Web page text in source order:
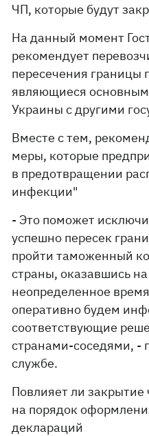
ЧП, которые будут
На данный момент
рекомендует
пересечения границы
являющиеся
Украины с другими
Вместе с тем,
меры, которые
в предотвращении
инфекции"
- Это поможет
успешно пересек
пройти таможенный
страны, оказавшись
неопределенное
оперативно будем
соответствующие
странами-соседями, -
службе.
Повлияет ли закрытие
на порядок
деклараций